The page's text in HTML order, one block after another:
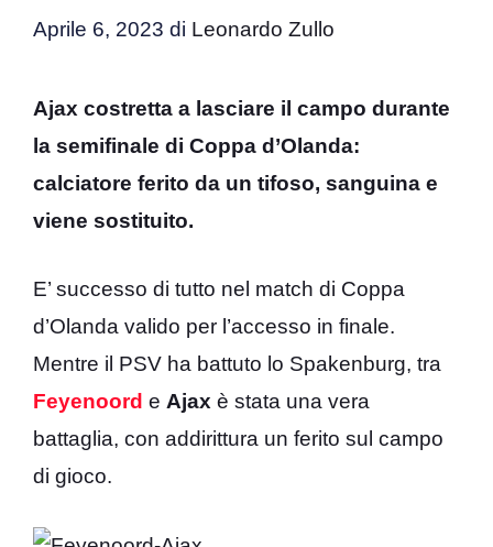
Aprile 6, 2023 di Leonardo Zullo
Ajax costretta a lasciare il campo durante
la semifinale di Coppa d’Olanda:
calciatore ferito da un tifoso, sanguina e
viene sostituito.
E’ successo di tutto nel match di Coppa
d’Olanda valido per l’accesso in finale.
Mentre il PSV ha battuto lo Spakenburg, tra
Feyenoord e Ajax è stata una vera
battaglia, con addirittura un ferito sul campo
di gioco.